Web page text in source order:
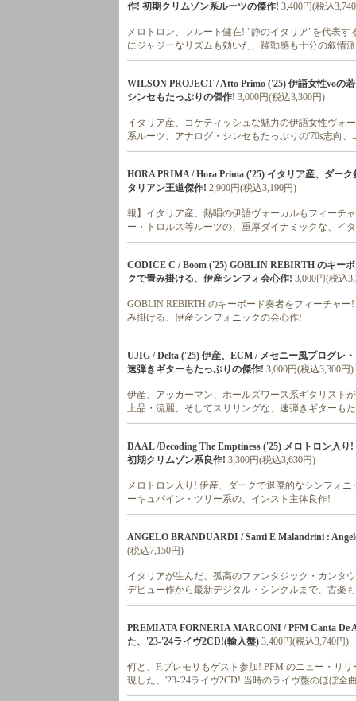
作! 初期クリムゾン系ルーツの傑作! 3,400円(税込
メロトロン、フルート健在! "静のイタリア"を代表
にジャジーなリズムも効いた、躍動感も十分の叙情
WILSON PROJECT / Atto Primo ('25) 伊語女性voの
シンセもたっぷりの傑作! 3,000円(税込3,300円)
イタリア産、コケティッシュな魅力の伊語女性ヴォ
系ルーツ、アナログ・シンセもたっぷりの'70s志向
HORA PRIMA / Hora Prima ('25) イタリア産、ダー
タリアン王道傑作! 2,900円(税込3,190円)
報】イタリア産、熱唱の伊語ヴォーカルもフィーチ
ー・トロルス等ルーツの、重厚ダイナミックな、イ
CODICE C / Boom ('25) GOBLIN REBIRTH のキー
クで畳み掛ける、伊産シンフォ会心作! 3,000円(税込
GOBLIN REBIRTH のキーボード奏者をフィーチャ
み掛ける、伊産シンフォニックの会心作!
UJIG / Delta ('25) 伊産、ECM / メセニー風プログレ
速弾きギターもたっぷりの傑作! 3,000円(税込3,300円)
伊産、アッカーマン、ホールズワース系ギタリスト
上品・流麗、そしてスリリングな、速弾きギターも
DAAL /Decoding The Emptiness ('25) メロトロン入
初期クリムゾン系良作! 3,300円(税込3,630円)
メロトロン入り! 伊産、ダークで退廃的なシンフォ
ーキュパイン・ツリー系の、インスト主体良作!
ANGELO BRANDUARDI / Santi E Malandrini :
(税込7,150円)
イタリアが生んだ、孤高のファンタジック・カンタ
デビュー作から最新デジタル・シングルまで、古楽
PREMIATA FORNERIA MARCONI / PFM Canta De
た、'23-'24ライヴ2CD!(輸入盤) 3,400円(税込3,740円)
何と、F.プレモリもゲスト参加! PFM のニュー・リ
現した、'23-'24ライヴ2CD! 当時のライヴ盤のほぼ全